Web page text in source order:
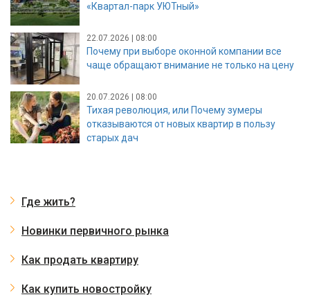
«Квартал-парк УЮТный»
22.07.2026 | 08:00
Почему при выборе оконной компании все
чаще обращают внимание не только на цену
20.07.2026 | 08:00
Тихая революция, или Почему зумеры
отказываются от новых квартир в пользу
старых дач
Где жить?
Новинки первичного рынка
Как продать квартиру
Как купить новостройку